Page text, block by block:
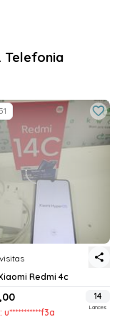
Telefonia
Redmi 4c
14
Lances